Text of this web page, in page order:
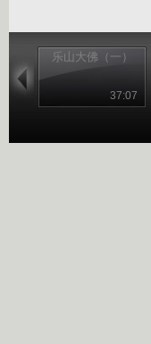
乐山大佛（一）
37:07